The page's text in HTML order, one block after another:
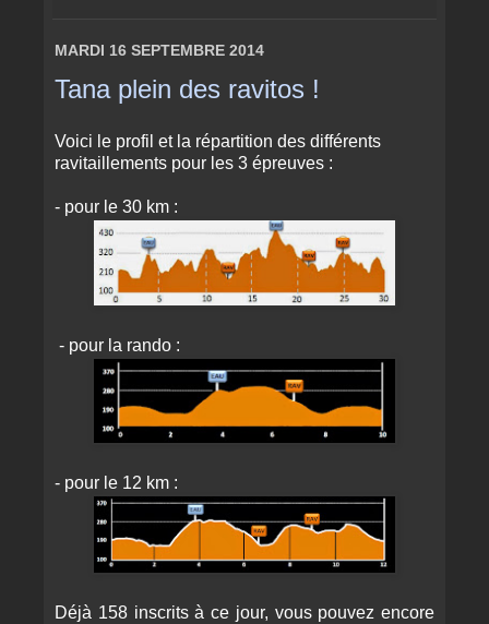
MARDI 16 SEPTEMBRE 2014
Tana plein des ravitos !
Voici le profil et la répartition des différents
ravitaillements pour les 3 épreuves :
- pour le 30 km :
- pour la rando :
- pour le 12 km :
Déjà 158 inscrits à ce jour, vous pouvez encore